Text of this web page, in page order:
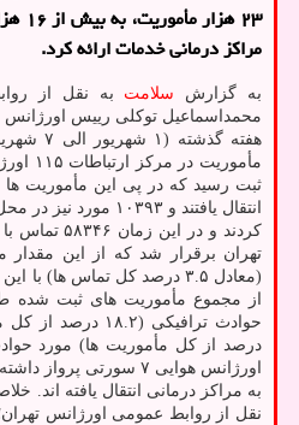
۲۳
مراکز درمانی خدمات ارائه کرد.
به گزارش سلامت به نقل از
محمداسماعیل توکلی رییس اورژانس
انتقال یافتند و ۱۰۳۹۳ مورد نیز در محل از
کردند و در
(معادل ۳.۵ درصد کل تماس ها)
درصد از کل مأموریت ها) مورد
به مراکز درمانی انتقال یافته اند.
نقل از روابط عمومی اورژانس